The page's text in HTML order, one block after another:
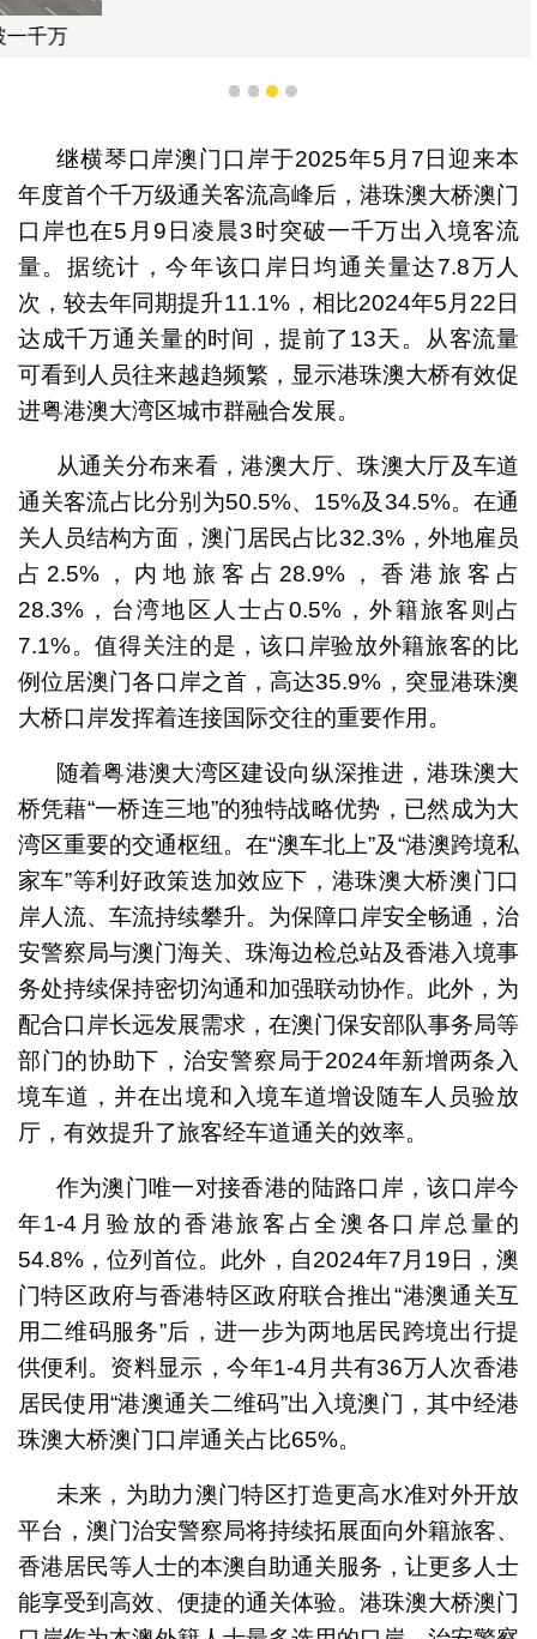
1 2 3 4
继横琴口岸澳门口岸于2025年5月7日迎来本
年度首个千万级通关客流高峰后，港珠澳大桥澳门
口岸也在5月9日凌晨3时突破一千万出入境客流
量。据统计，今年该口岸日均通关量达7.8万人
次，较去年同期提升11.1%，相比2024年5月22日
达成千万通关量的时间，提前了13天。从客流量
可看到人员往来越趋频繁，显示港珠澳大桥有效促
进粤港澳大湾区城巿群融合发展。
从通关分布来看，港澳大厅、珠澳大厅及车道
通关客流占比分别为50.5%、15%及34.5%。在通
关人员结构方面，澳门居民占比32.3%，外地雇员
占2.5%，内地旅客占28.9%，香港旅客占
28.3%，台湾地区人士占0.5%，外籍旅客则占
7.1%。值得关注的是，该口岸验放外籍旅客的比
例位居澳门各口岸之首，高达35.9%，突显港珠澳
大桥口岸发挥着连接国际交往的重要作用。
随着粤港澳大湾区建设向纵深推进，港珠澳大
桥凭藉“一桥连三地”的独特战略优势，已然成为大
湾区重要的交通枢纽。在“澳车北上”及“港澳跨境私
家车”等利好政策迭加效应下，港珠澳大桥澳门口
岸人流、车流持续攀升。为保障口岸安全畅通，治
安警察局与澳门海关、珠海边检总站及香港入境事
务处持续保持密切沟通和加强联动协作。此外，为
配合口岸长远发展需求，在澳门保安部队事务局等
部门的协助下，治安警察局于2024年新增两条入
境车道，并在出境和入境车道增设随车人员验放
厅，有效提升了旅客经车道通关的效率。
作为澳门唯一对接香港的陆路口岸，该口岸今
年1-4月验放的香港旅客占全澳各口岸总量的
54.8%，位列首位。此外，自2024年7月19日，澳
门特区政府与香港特区政府联合推出“港澳通关互
用二维码服务”后，进一步为两地居民跨境出行提
供便利。资料显示，今年1-4月共有36万人次香港
居民使用“港澳通关二维码”出入境澳门，其中经港
珠澳大桥澳门口岸通关占比65%。
未来，为助力澳门特区打造更高水准对外开放
平台，澳门治安警察局将持续拓展面向外籍旅客、
香港居民等人士的本澳自助通关服务，让更多人士
能享受到高效、便捷的通关体验。港珠澳大桥澳门